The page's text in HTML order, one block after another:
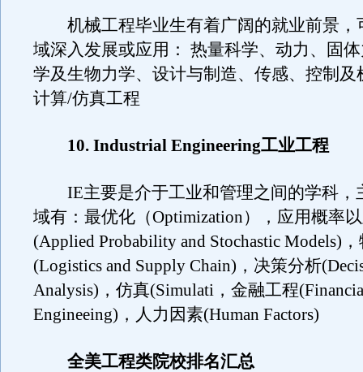
机械工程毕业生有着广阔的就业前景，
域深入发展或应用： 热量科学、动力、固
学及生物力学、设计与制造、传感、控制及
计算/仿真工程
10. Industrial Engineering工业工程
IE主要是介于工业和管理之间的学科，
域有：最优化（Optimization），应用概率
(Applied Probability and Stochastic Models)
(Logistics and Supply Chain)，决策分析
Analysis)，仿真(Simulati，金融工程
Engineeing)，人力因素(Human Factors)
全美工程类院校排名汇总